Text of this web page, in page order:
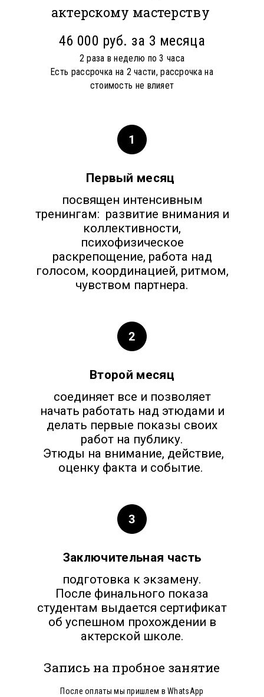
актерскому мастерству
46 000 руб. за 3 месяца
2 раза в неделю по 3 часа
Есть рассрочка на 2 части, рассрочка на
стоимость не влияет
Первый месяц
посвящен интенсивным
тренингам: развитие внимания и
коллективности,
психофизическое
раскрепощение, работа над
голосом, координацией, ритмом,
чувством партнера.
Второй месяц
соединяет все и позволяет
начать работать над этюдами и
делать первые показы своих
работ на публику.
Этюды на внимание, действие,
оценку факта и событие.
Заключительная часть
подготовка к экзамену.
После финального показа
студентам выдается сертификат
об успешном прохождении в
актерской школе.
Запись на пробное занятие
После оплаты мы пришлем в WhatsApp